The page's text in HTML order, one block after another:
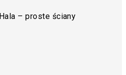
Hala – proste ściany